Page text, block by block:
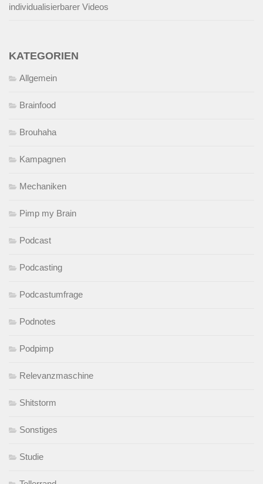
individualisierbarer Videos
KATEGORIEN
Allgemein
Brainfood
Brouhaha
Kampagnen
Mechaniken
Pimp my Brain
Podcast
Podcasting
Podcastumfrage
Podnotes
Podpimp
Relevanzmaschine
Shitstorm
Sonstiges
Studie